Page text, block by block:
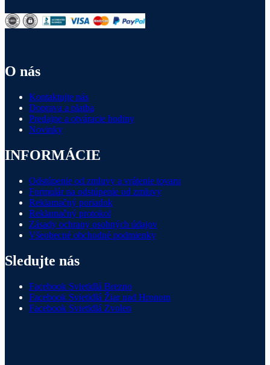
O nás
Kontaktujte nás
Doprava a platba
Predajne a otváracie hodiny
Novinky
INFORMÁCIE
Odstúpenie od zmluvy a vrátenie tovaru
Formulár na odstúpenie od zmluvy
Reklamačný poriadok
Reklamačný protokol
Zásady ochrany osobných údajov
Všeobecné obchodné podmienky
Sledujte nás
Facebook Svietidlá Brezno
Facebook Svietidlá Žiar nad Hronom
Facebook Svietidlá Zvolen